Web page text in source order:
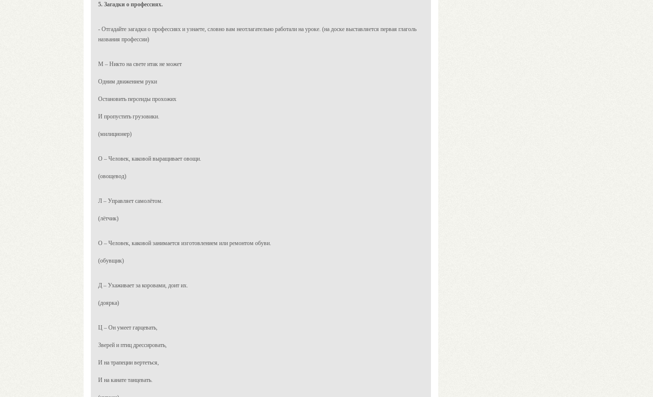
5. Загадки о профессиях.
- Отгадайте загадки о профессиях и узнаете, словно вам неотлагательно работали на уроке. (на доске выставляется первая глаголь
названия профессии)
М – Никто на свете итак не может
Одним движением руки
Остановить персеиды прохожих
И пропустить грузовики.
(милиционер)
О – Человек, каковой выращивает овощи.
(овощевод)
Л – Управляет самолётом.
(лётчик)
О – Человек, каковой занимается изготовлением или ремонтом обуви.
(обувщик)
Д – Ухаживает за коровами, доит их.
(доярка)
Ц – Он умеет гарцевать,
Зверей и птиц дрессировать,
И на трапеции вертеться,
И на канате танцевать.